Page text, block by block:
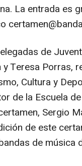
La entrada es
de
Teresa Porras,
Cultura y
de la Escuela
Sergio
de este
de música